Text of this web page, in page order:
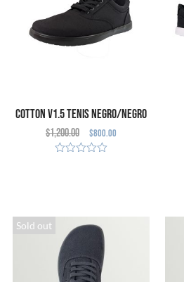
Cotton V1.5 Tenis Negro/Negro
(Defecto Cosmético)
$1,200.00 $800.00
Sold out